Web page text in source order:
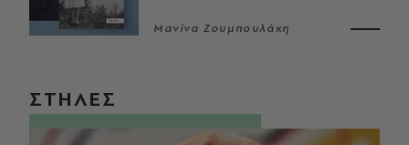
Μανίνα Ζουμπουλάκη
ΣΤΗΛΕΣ